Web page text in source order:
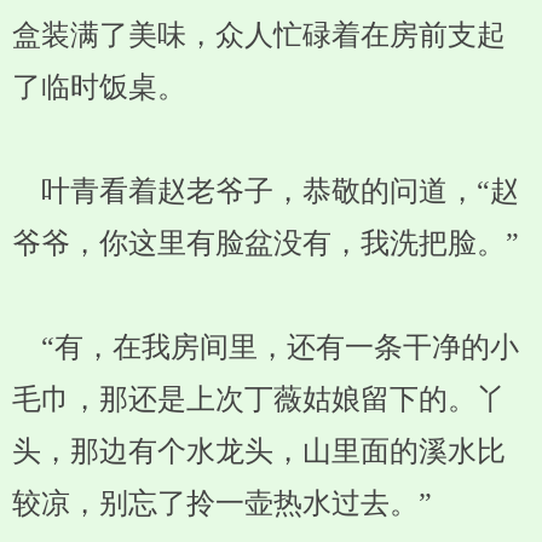
盒装满了美味，众人忙碌着在房前支起
了临时饭桌。
叶青看着赵老爷子，恭敬的问道，“赵
爷爷，你这里有脸盆没有，我洗把脸。”
“有，在我房间里，还有一条干净的小
毛巾，那还是上次丁薇姑娘留下的。丫
头，那边有个水龙头，山里面的溪水比
较凉，别忘了拎一壶热水过去。”